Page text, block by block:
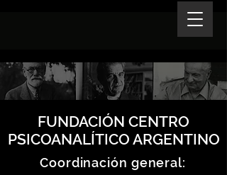
FUNDACIÓN CENTRO
PSICOANALÍTICO ARGENTINO
Coordinación general: